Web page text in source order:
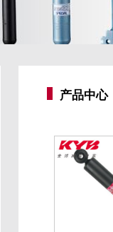
产品中心